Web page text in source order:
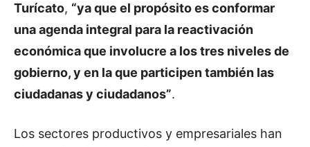
Turícato, “ya que el propósito es conformar
una agenda integral para la reactivación
económica que involucre a los tres niveles de
gobierno, y en la que participen también las
ciudadanas y ciudadanos”.
Los sectores productivos y empresariales han